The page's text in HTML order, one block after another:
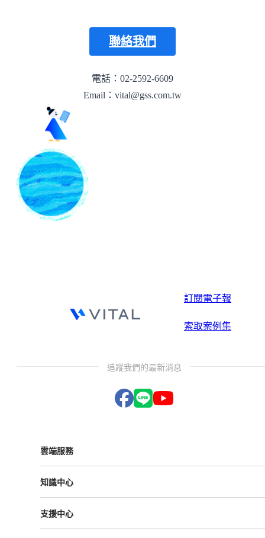
聯絡我們
電話：02-2592-6609
Email：vital@gss.com.tw
訂閱電子報
索取案例集
追蹤我們的最新消息
雲端服務
Vital NetZero
Vital Finance
知識中心
成功案例
支援中心